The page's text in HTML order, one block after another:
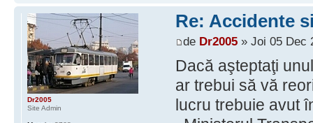
Re: Accidente
de Dr2005» Joi 05 Dec
Dacă aşteptaţi
ar trebui să vă
lucru trebuie avut
Dr2005
Site Admin